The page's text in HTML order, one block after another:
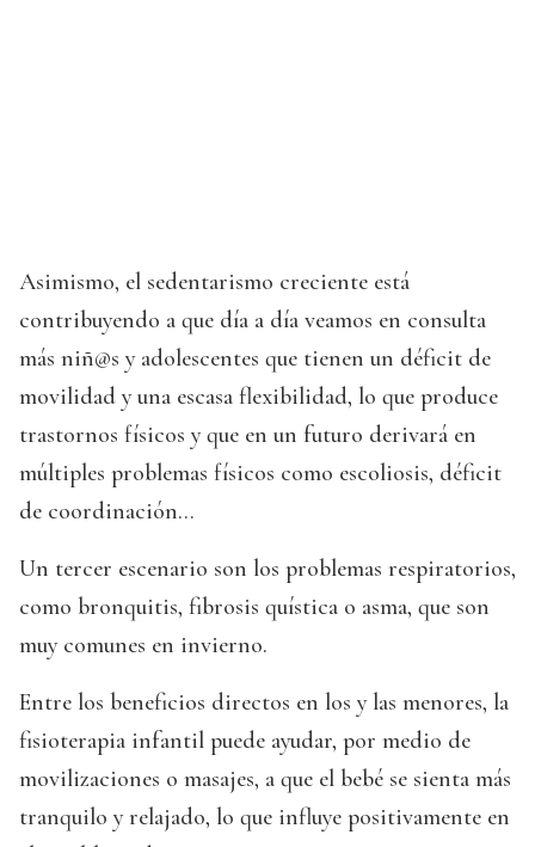
Asimismo, el sedentarismo creciente está
contribuyendo a que día a día veamos en consulta
más niñ@s y adolescentes que tienen un déficit de
movilidad y una escasa flexibilidad, lo que produce
trastornos físicos y que en un futuro derivará en
múltiples problemas físicos como escoliosis, déficit
de coordinación...
Un tercer escenario son los problemas respiratorios,
como bronquitis, fibrosis quística o asma, que son
muy comunes en invierno.
Entre los beneficios directos en los y las menores, la
fisioterapia infantil puede ayudar, por medio de
movilizaciones o masajes, a que el bebé se sienta más
tranquilo y relajado, lo que influye positivamente en